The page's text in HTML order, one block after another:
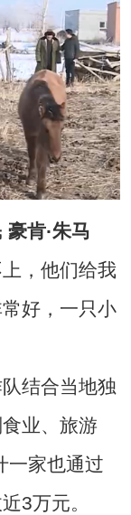
肯·朱马
，他们给我
好，一只小
结合当地独
业、旅游
一家也通过
3万元。